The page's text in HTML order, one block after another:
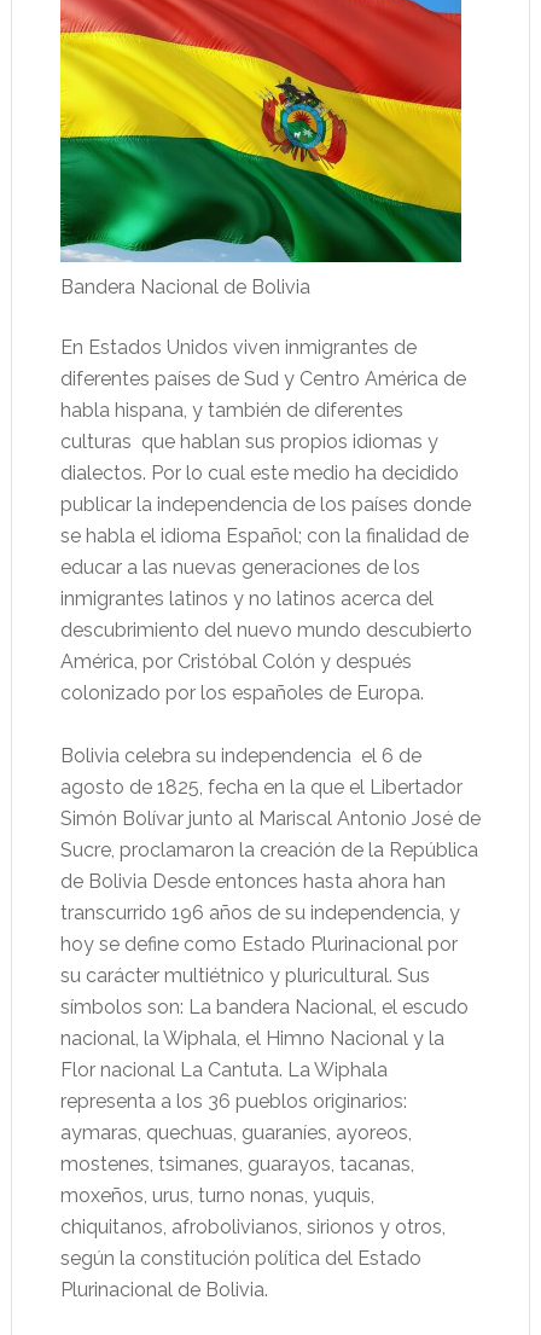
Bandera Nacional de Bolivia
En Estados Unidos viven inmigrantes de
diferentes países de Sud y Centro América de
habla hispana, y también de diferentes
culturas que hablan sus propios idiomas y
dialectos. Por lo cual este medio ha decidido
publicar la independencia de los países donde
se habla el idioma Español; con la finalidad de
educar a las nuevas generaciones de los
inmigrantes latinos y no latinos acerca del
descubrimiento del nuevo mundo descubierto
América, por Cristóbal Colón y después
colonizado por los españoles de Europa.
Bolivia celebra su independencia el 6 de
agosto de 1825, fecha en la que el Libertador
Simón Bolívar junto al Mariscal Antonio José de
Sucre, proclamaron la creación de la República
de Bolivia Desde entonces hasta ahora han
transcurrido 196 años de su independencia, y
hoy se define como Estado Plurinacional por
su carácter multiétnico y pluricultural. Sus
símbolos son: La bandera Nacional, el escudo
nacional, la Wiphala, el Himno Nacional y la
Flor nacional La Cantuta. La Wiphala
representa a los 36 pueblos originarios:
aymaras, quechuas, guaraníes, ayoreos,
mostenes, tsimanes, guarayos, tacanas,
moxeños, urus, turno nonas, yuquis,
chiquitanos, afrobolivianos, sirionos y otros,
según la constitución política del Estado
Plurinacional de Bolivia.